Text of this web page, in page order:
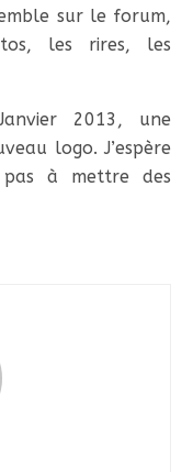
sur le forum,
les rires, les
2013, une
logo. J’espère
pas à mettre des